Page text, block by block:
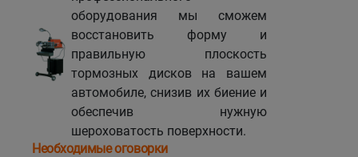
оборудования мы сможем
восстановить форму и
правильную плоскость
тормозных дисков на вашем
автомобиле, снизив их биение и
обеспечив нужную
шероховатость поверхности.
Необходимые оговорки